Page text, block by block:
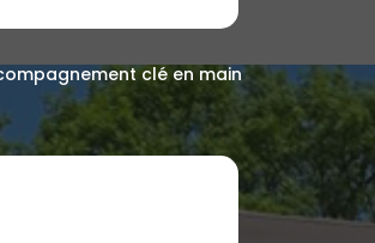
clé en main